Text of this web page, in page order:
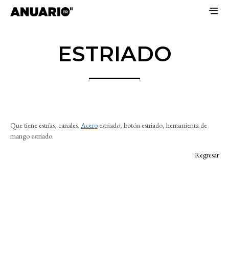
ESTRIADO
Que tiene estrías, canales. Acero estriado, botón estriado, herramienta de
mango estriado.
Regresar